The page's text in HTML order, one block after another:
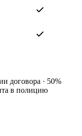
договора · 50%
в полицию